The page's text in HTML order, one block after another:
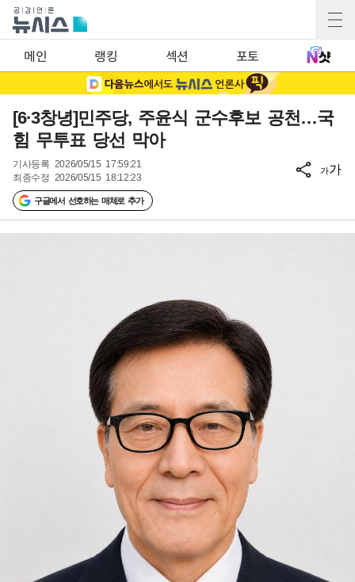
메인 랭킹 섹션 포토
[6·3창녕]민주당, 주윤식 군수후보 공천…국
힘 무투표 당선 막아
기사등록 2026/05/15 17:59:21
최종수정 2026/05/15 18:12:23
구글에서 선호하는 매체로 추가
가가